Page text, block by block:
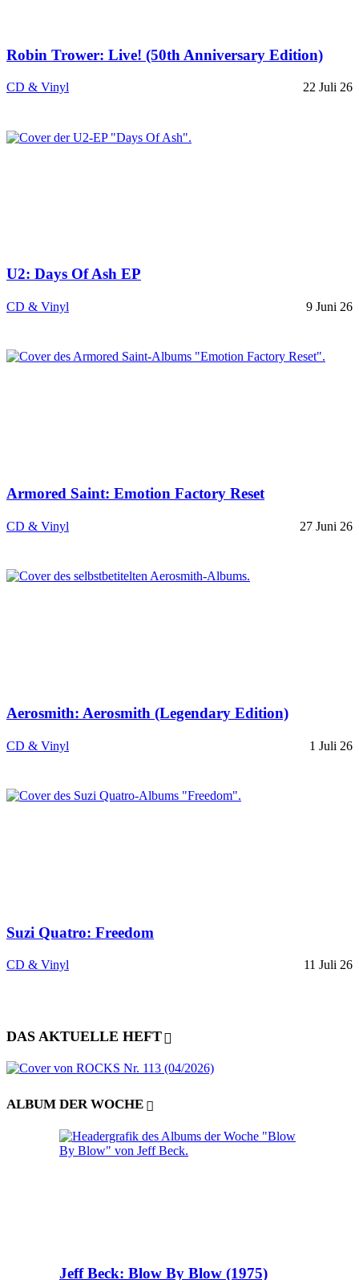
Robin Trower: Live! (50th Anniversary Edition)
CD & Vinyl 22 Juli 26
U2: Days Of Ash EP
CD & Vinyl 9 Juni 26
Armored Saint: Emotion Factory Reset
CD & Vinyl 27 Juni 26
Aerosmith: Aerosmith (Legendary Edition)
CD & Vinyl 1 Juli 26
Suzi Quatro: Freedom
CD & Vinyl 11 Juli 26
DAS AKTUELLE HEFT
ALBUM DER WOCHE
Jeff Beck: Blow By Blow (1975)